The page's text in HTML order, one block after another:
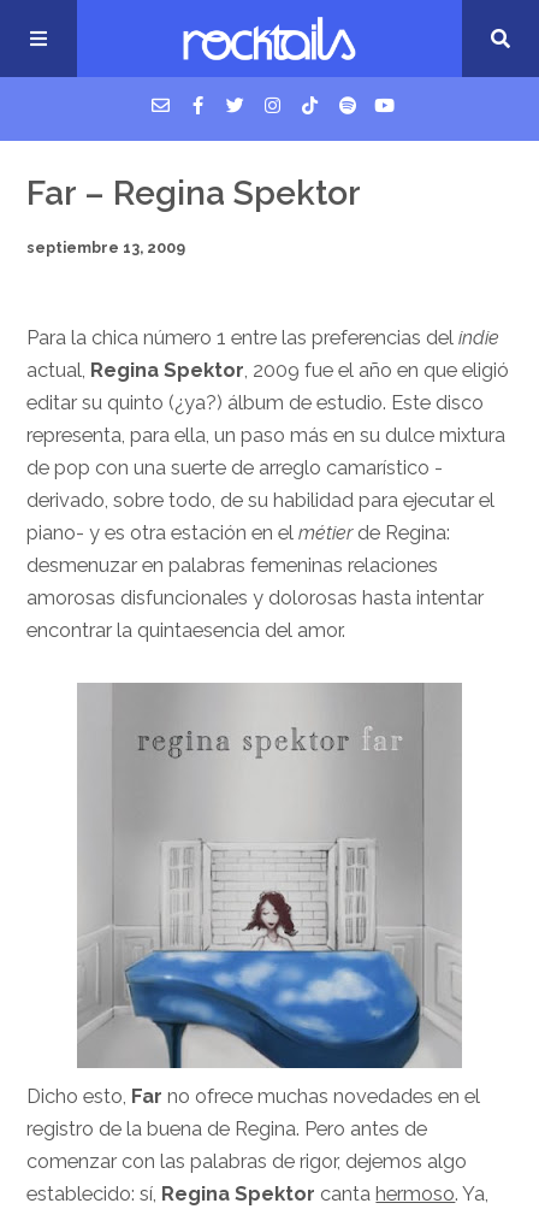
USM Podcast
Cigarrillos en la cama
Música nueva
Far – Regina Spektor
septiembre 13, 2009
Para la chica número 1 entre las preferencias delindie
actual, Regina Spektor, 2009 fue el año en que eligió
editar su quinto (¿ya?) álbum de estudio. Este disco
representa, para ella, un paso más en su dulce mixtura
de pop con una suerte de arreglo camarístico -
derivado, sobre todo, de su habilidad para ejecutar el
piano- y es otra estación en elmétierde Regina:
desmenuzar en palabras femeninas relaciones
amorosas disfuncionales y dolorosas hasta intentar
encontrar la quintaesencia del amor.
Dicho esto, Far no ofrece muchas novedades en el
registro de la buena de Regina. Pero antes de
comenzar con las palabras de rigor, dejemos algo
establecido: sí, Regina Spektor cantahermoso. Ya,